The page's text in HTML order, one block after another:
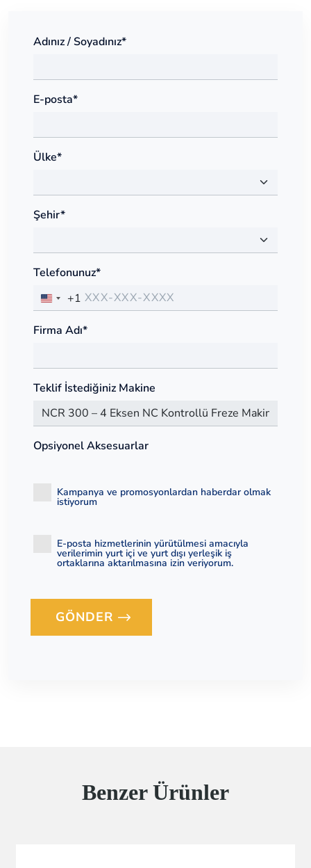
Adınız / Soyadınız*
E-posta*
Ülke*
Şehir*
Telefonunuz*
+1
Firma Adı*
Teklif İstediğiniz Makine
Opsiyonel Aksesuarlar
Kampanya ve promosyonlardan haberdar olmak
istiyorum
E-posta hizmetlerinin yürütülmesi amacıyla
verilerimin yurt içi ve yurt dışı yerleşik iş
ortaklarına aktarılmasına izin veriyorum.
Loading...
GÖNDER
Benzer Ürünler